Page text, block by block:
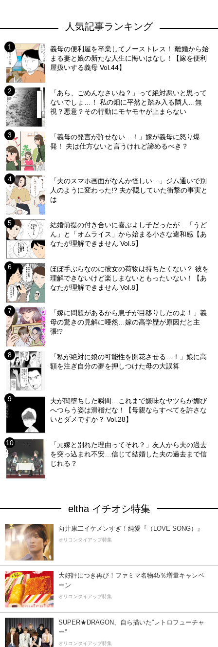
人気記事ランキング
義母の便利屋を卒業してノーストレス！ 離婚から始
まる妻と娘の新たな人生に悔いはなし！【嫁を便利
屋扱いする義母 Vol.44】
「あら、ごめんなさいね？」って絶対悪いと思って
ないでしょ…！ 私の畑に平然と踏み入る隣人…無
視？悪意？その行動にモヤモヤが止まらない
「義母の発言が許せない…！」嫁が義母に怒り爆
発！ 夫は仕方ないと言うけれど諦めるべき？
「夫のスマホ画面がなんか怪しい…」ジム通いで別
人のように変わった!? 夫が隠していた衝撃の事実と
は
結婚前提の付き合いに喜ぶよし子だったが…「うど
ん」と「オムライス」から始まる小さな違和感【あ
なたが理解できません Vol.5】
ほぼ手ぶらなのに彼女の荷物は持ちたくない？ 彼を
理解できないけど楽しまないともったいない！【あ
なたが理解できません Vol.8】
「嫁に問題があるから息子が目移りしたのよ！」義
母の驚きの見解に唖然…嫁の高学歴が原因だと主
張!?
「私が絶対に娘の可能性を開花させる…！」娘に高
額を注ぎ自分の夢を押しつけた母の大誤算
夫が闇堕ちした瞬間…これまで嫌味なヤツらが媚び
へつらう姿は滑稽だな！【母親ならすべてを許さな
いとダメですか？ Vol.28】
「元嫁と別れた理由ってそれ？」友人から夫の過去
を突っ込まれ不安…信じて結婚した夫の過去まで信
じれる？
eltha イチオシ特集
向井康二イケメンすぎ！純愛『（LOVE SONG）』
オリコンタイアップ特集
大好評につき再び！ファミマ名物45％増量キャンペ
ーン
オリコンタイアップ特集
SUPER★DRAGON、自ら描いた”レトロフューチャ
ー”
オリコンタイアップ特集